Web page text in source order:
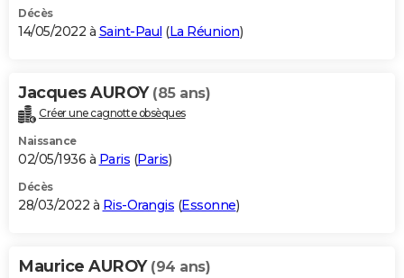
Décès
14/05/2022 à Saint-Paul (La Réunion)
Jacques AUROY (85 ans)
Créer une cagnotte obsèques
Naissance
02/05/1936 à Paris (Paris)
Décès
28/03/2022 à Ris-Orangis (Essonne)
Maurice AUROY (94 ans)